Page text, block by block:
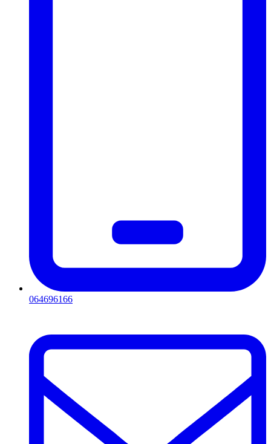
064696166